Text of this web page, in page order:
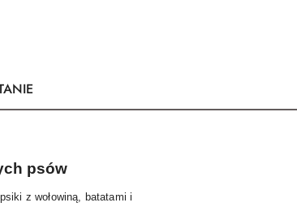
psów
z wołowiną, batatami i